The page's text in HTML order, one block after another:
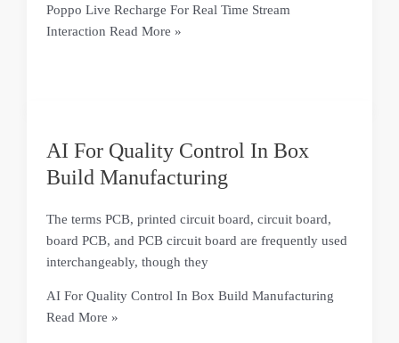
Poppo Live Recharge For Real Time Stream
Interaction Read More »
AI For Quality Control In Box
Build Manufacturing
The terms PCB, printed circuit board, circuit board,
board PCB, and PCB circuit board are frequently used
interchangeably, though they
AI For Quality Control In Box Build Manufacturing
Read More »